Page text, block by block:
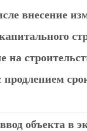
внесение
на
продлением
объекта в